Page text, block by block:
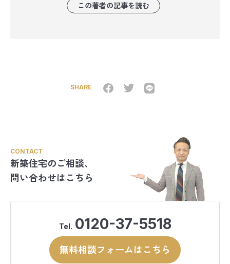
この著者の記事を読む
SHARE
CONTACT
新築住宅のご相談、
問い合わせはこちら
Tel. 0120-37-5518
無料相談フォームはこちら